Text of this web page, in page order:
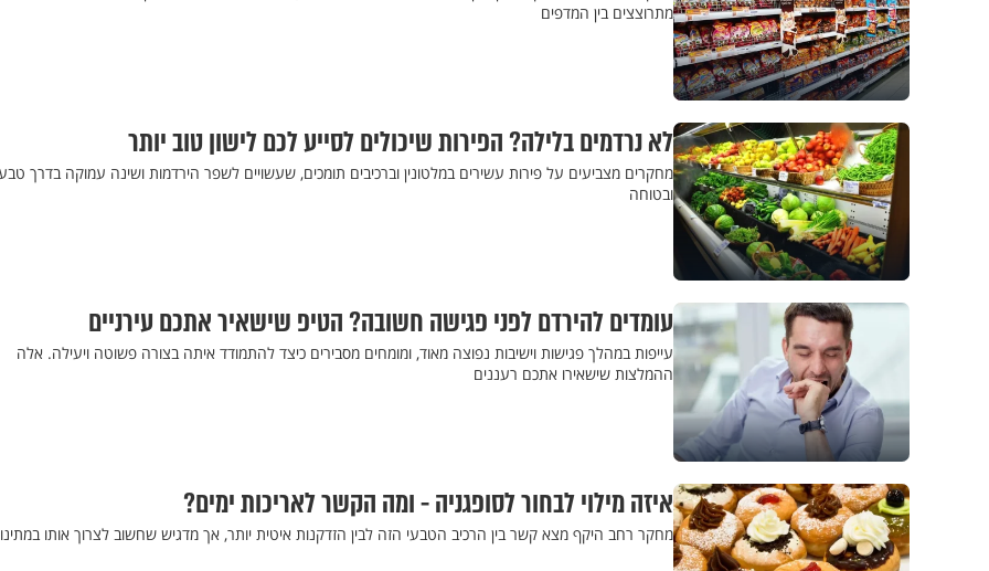
מתרוצצים בין המדפים
לא נרדמים בלילה? הפירות שיכולים לסייע לכם לישון טוב יותר
מחקרים מצביעים על פירות עשירים במלטונין וברכיבים תומכים, שעשויים לשפר הירדמות ושינה עמוקה בדרך
ובטוחה
עומדים להירדם לפני פגישה חשובה? הטיפ שישאיר אתכם עירניים
עייפות במהלך פגישות וישיבות נפוצה מאוד, ומומחים מסבירים כיצד להתמודד איתה בצורה פשוטה ויעילה. אלה
ההמלצות שישאירו אתכם רעננים
איזה מילוי לבחור לסופגניה - ומה הקשר לאריכות ימים?
מחקר רחב היקף מצא קשר בין הרכיב הטבעי הזה לבין הזדקנות איטית יותר, אך מדגיש שחשוב לצרוך אותו